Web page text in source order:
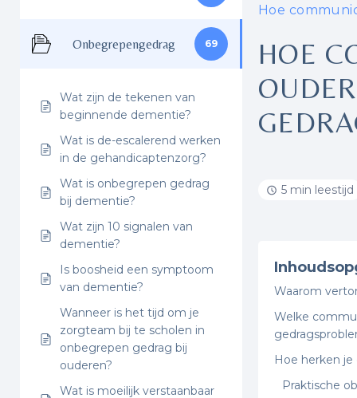
Onbegrepengedrag 69
Wat zijn de tekenen van
beginnende dementie?
Wat is de-escalerend werken
in de gehandicaptenzorg?
Wat is onbegrepen gedrag
bij dementie?
Wat zijn 10 signalen van
dementie?
Is boosheid een symptoom
van dementie?
Wanneer is het tijd om je
zorgteam bij te scholen in
onbegrepen gedrag bij
ouderen?
Wat is moeilijk verstaanbaar
Hoe
HOE
5 min leestijd
Waarom
Welke
Hoe herken
Praktische